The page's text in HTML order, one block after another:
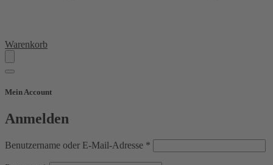
Warenkorb
Mein Account
Anmelden
Benutzername oder E-Mail-Adresse *